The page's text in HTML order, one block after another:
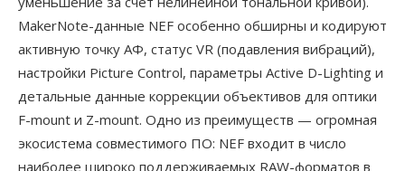
MakerNote-данные NEF особенно обширны и кодируют
активную точку АФ, статус VR (подавления вибраций),
настройки Picture Control, параметры Active D-Lighting и
детальные данные коррекции объективов для оптики
F-mount и Z-mount. Одно из преимуществ — огромная
экосистема совместимого ПО: NEF входит в число
наиболее широко поддерживаемых RAW-форматов в